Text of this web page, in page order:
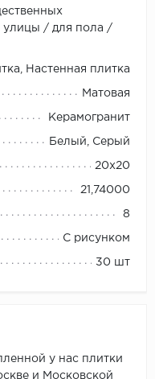
/ для пола /
Настенная плитка
Матовая
Керамогранит
Белый, Серый
20x20
21,74000
8
С рисунком
30 шт
у нас плитки
и Московской